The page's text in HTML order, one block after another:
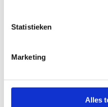
Statistieken
Marketing
Alles